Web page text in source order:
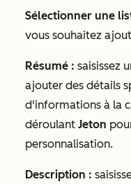
Sélectionner une
vous souhaitez
Résumé : saisissez
ajouter des détails
d'informations à la
déroulant Jeton
personnalisation.
Description :